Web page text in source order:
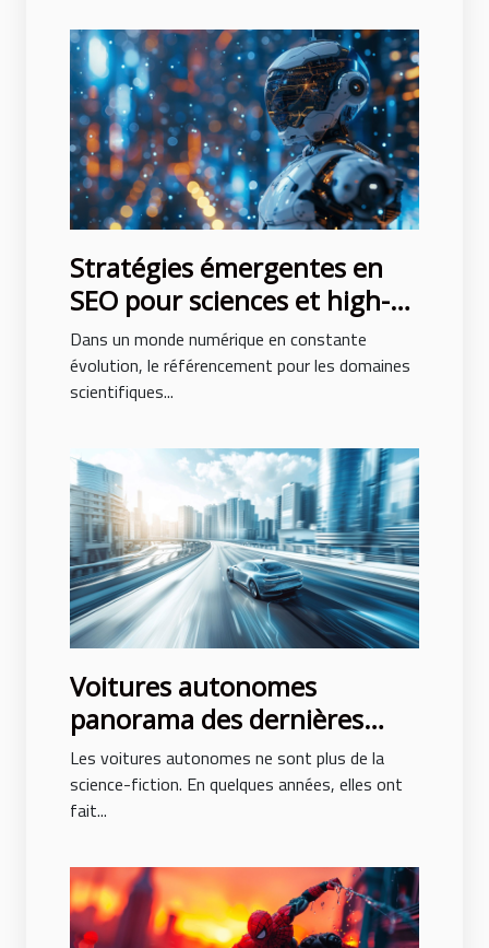
Stratégies émergentes en
SEO pour sciences et high-
tech Comment se
positionner en 2023
Dans un monde numérique en constante
évolution, le référencement pour les domaines
scientifiques...
Voitures autonomes
panorama des dernières
innovations et perspectives
d'avenir
Les voitures autonomes ne sont plus de la
science-fiction. En quelques années, elles ont
fait...